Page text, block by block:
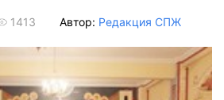
1413 Автор: Редакция СПЖ